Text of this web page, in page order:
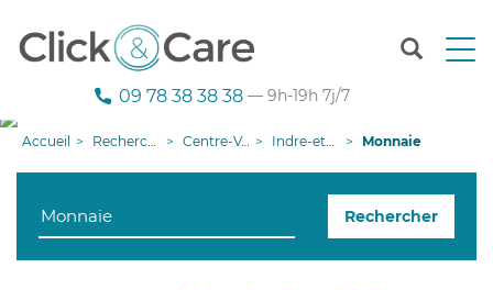
T
n
g
09 78 38 38 38 — 9h-19h 7j/7
Accueil Recherche aide à domicile Centre-Val de Loire Indre-et-Loire Monnaie
Rechercher